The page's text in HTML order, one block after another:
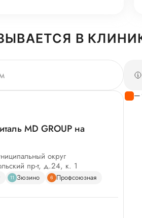
В
MD GROUP на
округ
пр-т, д.24, к. 1
11 Зюзино 6 Профсоюзная
—